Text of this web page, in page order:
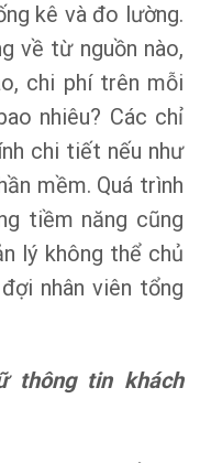
kê và đo lường.
về từ nguồn nào,
chi phí trên mỗi
nhiêu? Các chỉ
chi tiết nếu như
mềm. Quá trình
tiềm năng cũng
lý không thể chủ
nhân viên tổng
thông tin khách